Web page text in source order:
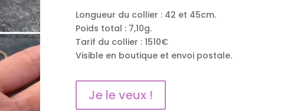
Longueur du collier : 42 et 45cm.
Poids total : 7,10g.
Tarif du collier : 1510€
Visible en boutique et envoi postale.
Je le veux !